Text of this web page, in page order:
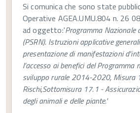
Si comunica che sono state
Operative AGEA.UMU.804 n. 26
ad oggetto:'Programma Nazionale
(PSRN). Istruzioni applicative
presentazione di manifestazioni
l’accesso ai benefici del Programma
sviluppo rurale 2014-2020, Misura
Rischi,Sottomisura 17.1 -
degli animali e delle piante.'